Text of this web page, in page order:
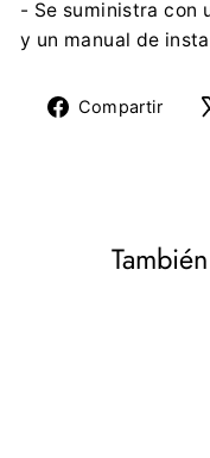
- Se suministra con
y un manual de
Compartir